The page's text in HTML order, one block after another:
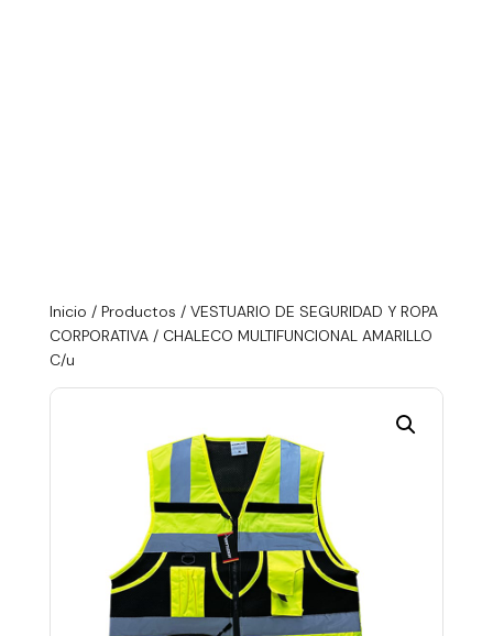
Inicio / Productos / VESTUARIO DE SEGURIDAD Y ROPA
CORPORATIVA/ CHALECO MULTIFUNCIONAL AMARILLO
C/u